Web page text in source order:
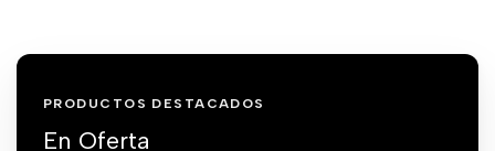
PRODUCTOS DESTACADOS
En Oferta